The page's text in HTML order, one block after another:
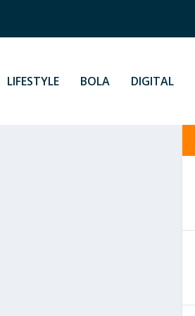
LIFESTYLE BOLA DIGITAL